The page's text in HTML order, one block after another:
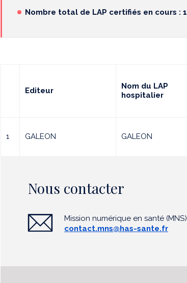
Nombre total de LAP certifiés en cours : 1
Editeur
Nom du LAP
hospitalier
1 GALEON GALEON
Nous contacter
Mission numérique en santé (MNS)
contact.mns@has-sante.fr